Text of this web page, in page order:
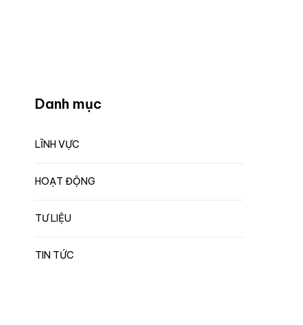
Danh mục
LĨNH VỰC
HOẠT ĐỘNG
TƯ LIỆU
TIN TỨC